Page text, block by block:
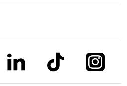
youtubelink to linkedinlink to tiktok